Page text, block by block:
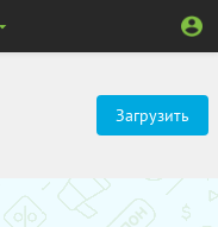
Загрузить